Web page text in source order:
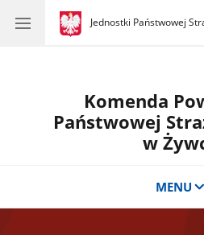
gov.pl
Jednostki Państwowej
gov.pl
Jednostki
Komenda
Państwowej
w
MENU